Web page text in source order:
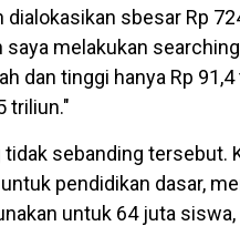
sbesar Rp
melakukan
dan tinggi hanya Rp
triliun."
sebanding tersebut.
pendidikan dasar,
untuk 64 juta